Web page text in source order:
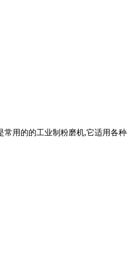
用的的工业制粉磨机,它适用各